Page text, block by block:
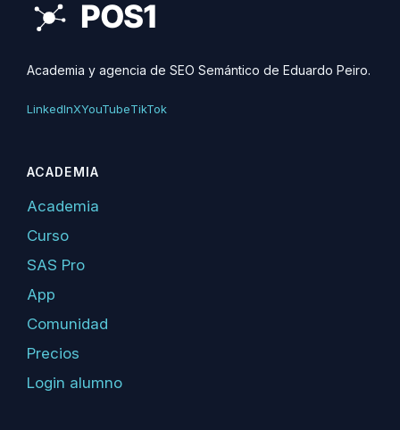
Academia y agencia de SEO Semántico de Eduardo Peiro.
LinkedInXYouTubeTikTok
ACADEMIA
Academia
Curso
SAS Pro
App
Comunidad
Precios
Login alumno